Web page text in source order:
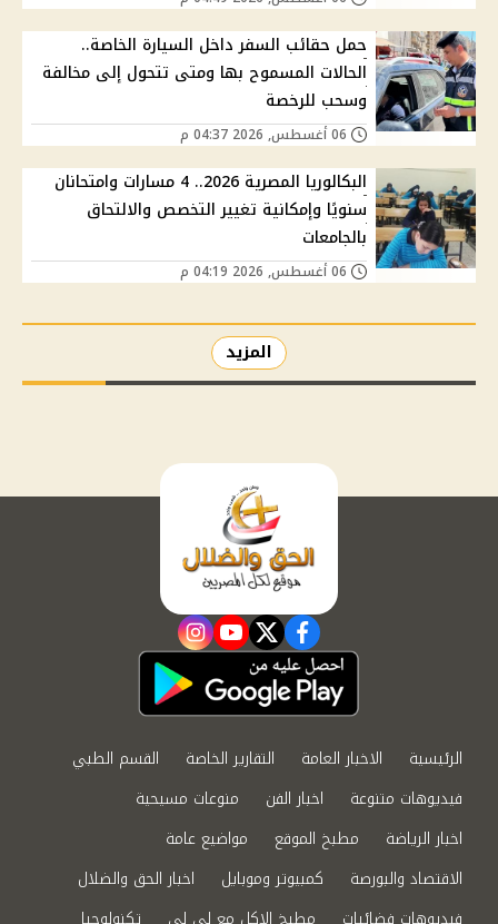
حمل حقائب السفر داخل السيارة الخاصة..
الحالات المسموح بها ومتى تتحول إلى مخالفة
وسحب للرخصة
البكالوريا المصرية 2026.. 4 مسارات وامتحانان
سنويًا وإمكانية تغيير التخصص والالتحاق
بالجامعات
المزيد
facebook
twitter
youtube
instagram
الرئيسية الاخبار العامة التقارير الخاصة
القسم الطبي
فيديوهات متنوعة
اخبار الفن
منوعات مسيحية
اخبار الرياضة
مطبخ الموقع
مواضيع عامة
الاقتصاد والبورصة
كمبيوتر وموبايل
اخبار الحق والضلال